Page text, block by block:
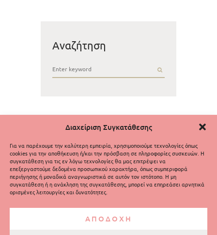
Διαχείριση Συγκατάθεσης
Για να παρέχουμε την καλύτερη εμπειρία, χρησιμοποιούμε τεχνολογίες όπως
cookies για την αποθήκευση ή/και την πρόσβαση σε πληροφορίες συσκευών. Η
συγκατάθεση για τις εν λόγω τεχνολογίες θα μας επιτρέψει να
επεξεργαστούμε δεδομένα προσωπικού χαρακτήρα, όπως συμπεριφορά
περιήγησης ή μοναδικά αναγνωριστικά σε αυτόν τον ιστότοπο. Η μη
συγκατάθεση ή η ανάκληση της συγκατάθεσης, μπορεί να επηρεάσει αρνητικά
ορισμένες λειτουργίες και δυνατότητες.
ΑΠΟΔΟΧΗ
Αναζήτηση